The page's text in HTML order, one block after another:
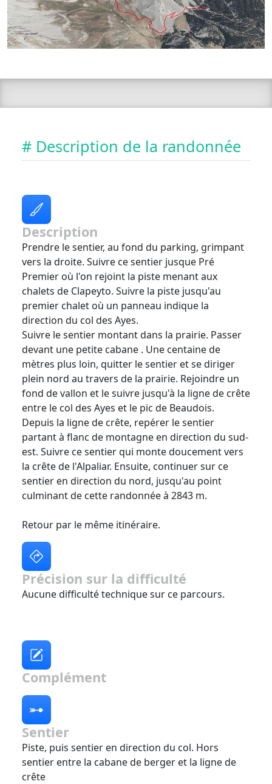
# Description de la randonnée
Description
Prendre le sentier, au fond du parking, grimpant
vers la droite. Suivre ce sentier jusque Pré
Premier où l'on rejoint la piste menant aux
chalets de Clapeyto. Suivre la piste jusqu'au
premier chalet où un panneau indique la
direction du col des Ayes.
Suivre le sentier montant dans la prairie. Passer
devant une petite cabane . Une centaine de
mètres plus loin, quitter le sentier et se diriger
plein nord au travers de la prairie. Rejoindre un
fond de vallon et le suivre jusqu'à la ligne de crête
entre le col des Ayes et le pic de Beaudois.
Depuis la ligne de crête, repérer le sentier
partant à flanc de montagne en direction du sud-
est. Suivre ce sentier qui monte doucement vers
la crête de l'Alpaliar. Ensuite, continuer sur ce
sentier en direction du nord, jusqu'au point
culminant de cette randonnée à 2843 m.
Retour par le même itinéraire.
Précision sur la difficulté
Aucune difficulté technique sur ce parcours.
Complément
Sentier
Piste, puis sentier en direction du col. Hors
sentier entre la cabane de berger et la ligne de
crête